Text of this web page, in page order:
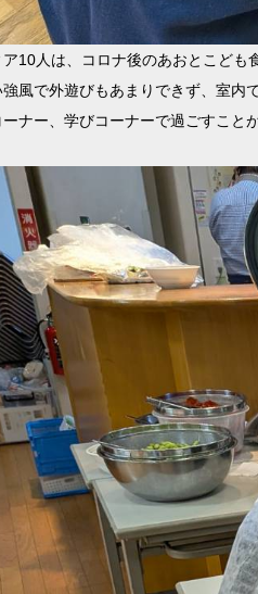
10人は、コロナ後のあおとこども
強風で外遊びもあまりできず、室内
ーナー、学びコーナーで過ごすこと